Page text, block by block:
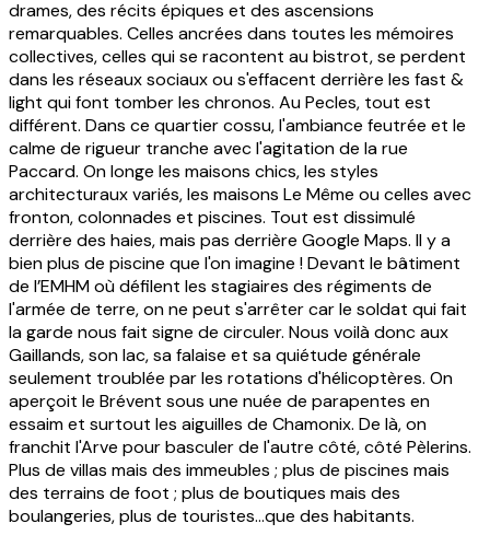
drames, des récits épiques et des ascensions
remarquables. Celles ancrées dans toutes les mémoires
collectives, celles qui se racontent au bistrot, se perdent
dans les réseaux sociaux ou s'effacent derrière les fast &
light qui font tomber les chronos. Au Pecles, tout est
différent. Dans ce quartier cossu, l'ambiance feutrée et le
calme de rigueur tranche avec l'agitation de la rue
Paccard. On longe les maisons chics, les styles
architecturaux variés, les maisons Le Même ou celles avec
fronton, colonnades et piscines. Tout est dissimulé
derrière des haies, mais pas derrière Google Maps. Il y a
bien plus de piscine que l'on imagine ! Devant le bâtiment
de l’EMHM où défilent les stagiaires des régiments de
l'armée de terre, on ne peut s'arrêter car le soldat qui fait
la garde nous fait signe de circuler. Nous voilà donc aux
Gaillands, son lac, sa falaise et sa quiétude générale
seulement troublée par les rotations d'hélicoptères. On
aperçoit le Brévent sous une nuée de parapentes en
essaim et surtout les aiguilles de Chamonix. De là, on
franchit l'Arve pour basculer de l'autre côté, côté Pèlerins.
Plus de villas mais des immeubles ; plus de piscines mais
des terrains de foot ; plus de boutiques mais des
boulangeries, plus de touristes...que des habitants.